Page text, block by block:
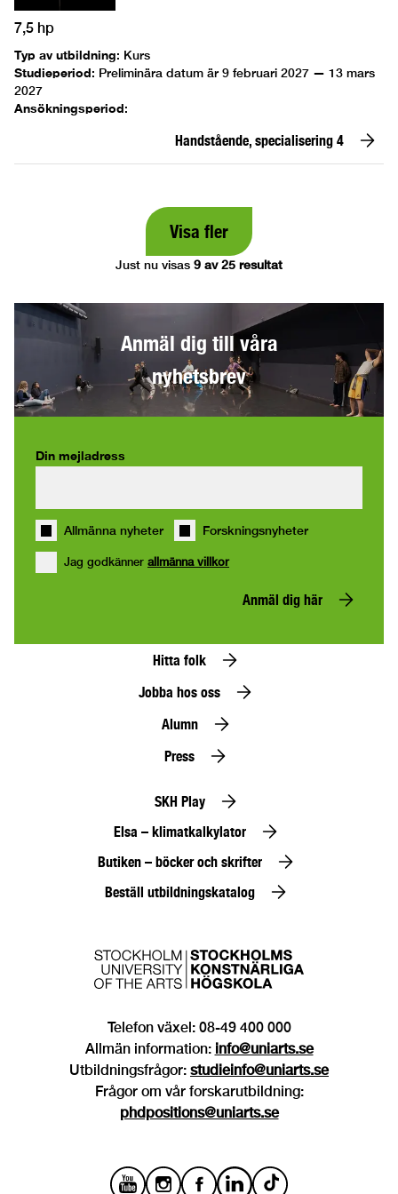
7,5 hp
Typ av utbildning: Kurs
Studieperiod: Preliminära datum är 9 februari 2027 — 13 mars
2027
Ansökningsperiod:
Handstående, specialisering 4
Visa fler
Just nu visas 9 av 25 resultat
Anmäl dig till våra
nyhetsbrev
Din mejladress
Allmänna nyheter Forskningsnyheter
Jag godkänner allmänna villkor
Anmäl dig här
Hitta folk
Jobba hos oss
Alumn
Press
SKH Play
Elsa – klimatkalkylator
Butiken – böcker och skrifter
Beställ utbildningskatalog
Telefon växel: 08-49 400 000
Allmän information: info@uniarts.se
Utbildningsfrågor: studieinfo@uniarts.se
Frågor om vår forskarutbildning:
phdpositions@uniarts.se